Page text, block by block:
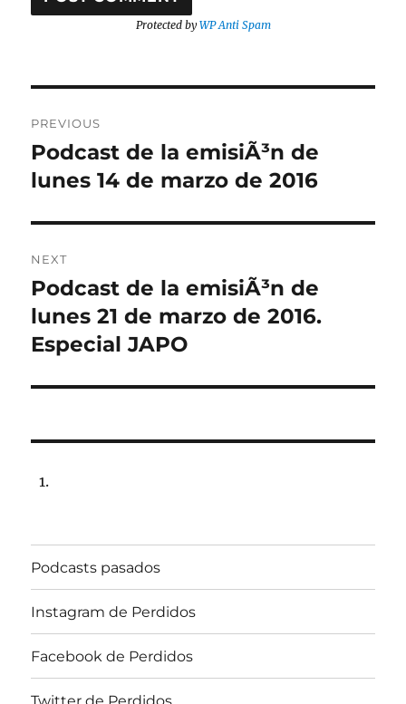
Protected byWP Anti Spam
navigation
PREVIOUS
Previous
post:
Podcast de la emisiÃ³n de
lunes 14 de marzo de 2016
NEXT
Next
post:
Podcast de la emisiÃ³n de
lunes 21 de marzo de 2016.
Especial JAPO
Podcasts pasados
Instagram de Perdidos
Facebook de Perdidos
Twitter de Perdidos